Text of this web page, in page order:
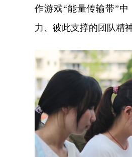
作游戏“能量传输带”
力、彼此支撑的团队精神